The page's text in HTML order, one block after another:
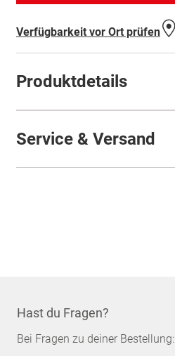
Verfügbarkeit vor Ort prüfen
Produktdetails
Service & Versand
Hast du Fragen?
Bei Fragen zu deiner Bestellung: